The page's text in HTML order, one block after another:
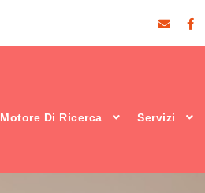
Motore Di Ricerca Servizi